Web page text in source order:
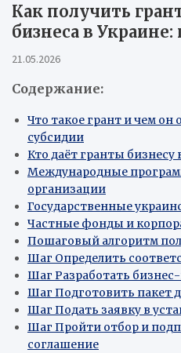
Как получить
бизнеса в
21.05.2026
Содержание:
Что такое грант и чем он
субсидии
Кто даёт гранты бизнесу
Международные
организации
Государственные
Частные фонды и
Пошаговый алгоритм
Шаг Определить
Шаг Разработать
Шаг Подготовить пакет
Шаг Подать заявку в
Шаг Пройти отбор и
соглашение